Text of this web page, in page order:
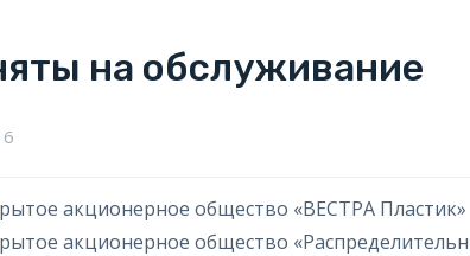
на обслуживание
акционерное общество «ВЕСТРА Пластик»
акционерное общество